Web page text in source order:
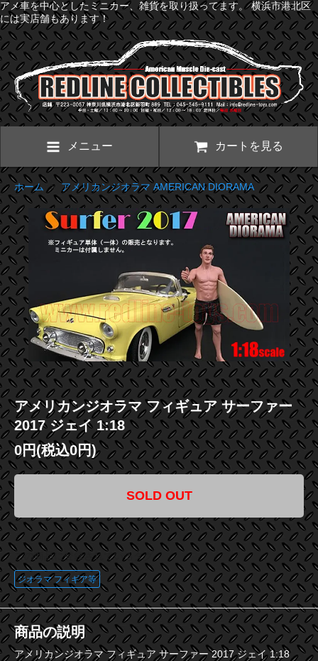
アメ車を中心としたミニカー、雑貨を取り扱ってます。 横浜市港北区
には実店舗もあります！
メニュー カートを見る
ホーム>アメリカンジオラマ AMERICAN DIORAMA
アメリカンジオラマ フィギュア サーファー
2017 ジェイ 1:18
0円(税込0円)
SOLD OUT
この商品に登録されているタグ
ジオラマ フィギア等
商品の説明
アメリカンジオラマ フィギュア サーファー 2017 ジェイ 1:18